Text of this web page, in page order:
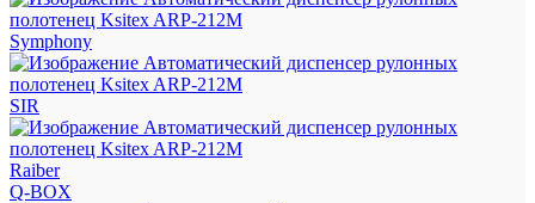
Symphony
SIR
Raiber
Q-BOX